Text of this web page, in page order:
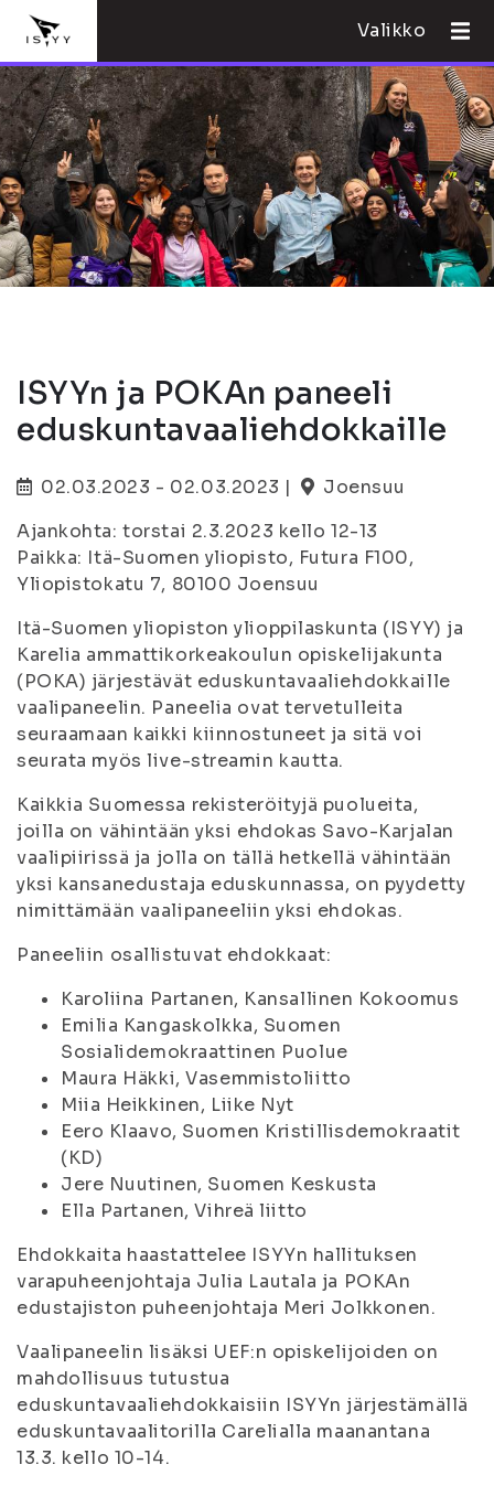
Valikko
ISYYn ja POKAn paneeli
eduskuntavaaliehdokkaille
02.03.2023 - 02.03.2023 |
Joensuu
Ajankohta: torstai 2.3.2023 kello 12-13
Paikka: Itä-Suomen yliopisto, Futura F100,
Yliopistokatu 7, 80100 Joensuu
Itä-Suomen yliopiston ylioppilaskunta (ISYY) ja
Karelia ammattikorkeakoulun opiskelijakunta
(POKA) järjestävät eduskuntavaaliehdokkaille
vaalipaneelin. Paneelia ovat tervetulleita
seuraamaan kaikki kiinnostuneet ja sitä voi
seurata myös live-streamin kautta.
Kaikkia Suomessa rekisteröityjä puolueita,
joilla on vähintään yksi ehdokas Savo-Karjalan
vaalipiirissä ja jolla on tällä hetkellä vähintään
yksi kansanedustaja eduskunnassa, on pyydetty
nimittämään vaalipaneeliin yksi ehdokas.
Paneeliin osallistuvat ehdokkaat:
Karoliina Partanen, Kansallinen Kokoomus
Emilia Kangaskolkka, Suomen
Sosialidemokraattinen Puolue
Maura Häkki, Vasemmistoliitto
Miia Heikkinen, Liike Nyt
Eero Klaavo, Suomen Kristillisdemokraatit
(KD)
Jere Nuutinen, Suomen Keskusta
Ella Partanen, Vihreä liitto
Ehdokkaita haastattelee ISYYn hallituksen
varapuheenjohtaja Julia Lautala ja POKAn
edustajiston puheenjohtaja Meri Jolkkonen.
Vaalipaneelin lisäksi UEF:n opiskelijoiden on
mahdollisuus tutustua
eduskuntavaaliehdokkaisiin ISYYn järjestämällä
eduskuntavaalitorilla Carelialla maanantana
13.3. kello 10-14.